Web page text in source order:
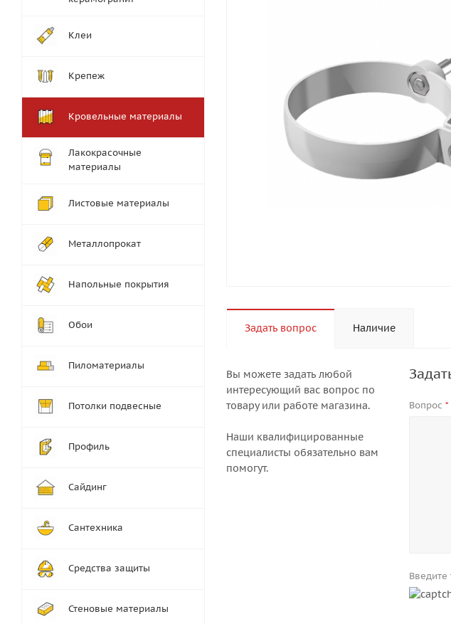
Задать вопрос Наличие
Вы можете задать любой
интересующий вас вопрос по
товару или работе магазина.
Наши квалифицированные
специалисты обязательно вам
помогут.
Вопрос *
Введите
Клеи
Крепеж
Кровельные материалы
Лакокрасочные
материалы
Листовые материалы
Металлопрокат
Напольные покрытия
Обои
Пиломатериалы
Потолки подвесные
Профиль
Сайдинг
Сантехника
Средства защиты
Стеновые материалы